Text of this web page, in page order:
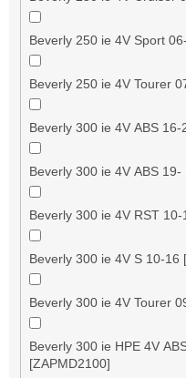
Beverly 250 ie 4V Sport
Beverly 250 ie 4V Tourer
Beverly 300 ie 4V ABS
Beverly 300 ie 4V ABS
Beverly 300 ie 4V RST
Beverly 300 ie 4V S 10-16
Beverly 300 ie 4V Tourer
Beverly 300 ie HPE 4V
[ZAPMD2100]